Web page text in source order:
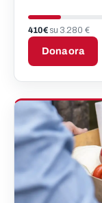
410 € su 3.280 €
Dona ora